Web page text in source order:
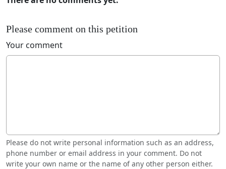
Please comment on this petition
Your comment
Please do not write personal information such as an address,
phone number or email address in your comment. Do not
write your own name or the name of any other person either.